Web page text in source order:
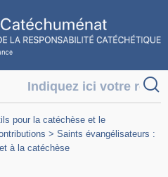
pour la catéchèse et le
> Saints évangélisateurs :
à la catéchèse